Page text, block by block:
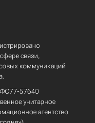
связи,
коммуникаций
ФС77-57640
унитарное
агентство